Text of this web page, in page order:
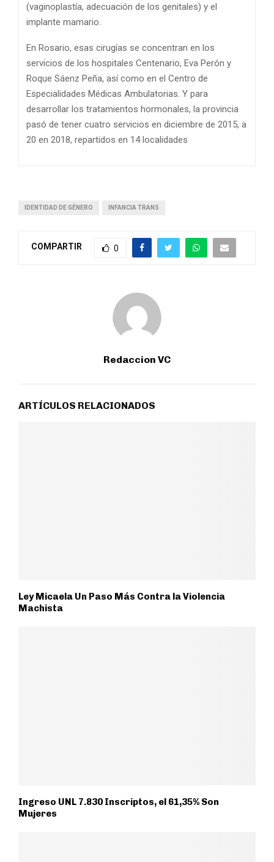
(vaginoplastía, adecuación de los genitales) y el
implante mamario.
En Rosario, esas cirugías se concentran en los
servicios de los hospitales Centenario, Eva Perón y
Roque Sáenz Peña, así como en el Centro de
Especialidades Médicas Ambulatorias. Y para
desarrollar los tratamientos hormonales, la provincia
pasó de tener cuatro servicios en diciembre de 2015, a
20 en 2018, repartidos en 14 localidades
IDENTIDAD DE GÉNERO INFANCIA TRANS
COMPARTIR 0
Redaccion VC
ARTÍCULOS RELACIONADOS
Ley Micaela Un Paso Más Contra la Violencia
Machista
Ingreso UNL 7.830 Inscriptos, el 61,35% Son
Mujeres